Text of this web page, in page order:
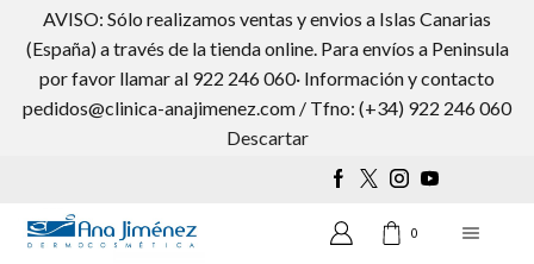
AVISO: Sólo realizamos ventas y envios a Islas Canarias
(España) a través de la tienda online. Para envíos a Peninsula
por favor llamar al 922 246 060· Información y contacto
pedidos@clinica-anajimenez.com / Tfno: (+34) 922 246 060
Descartar
Wishlist 0
0